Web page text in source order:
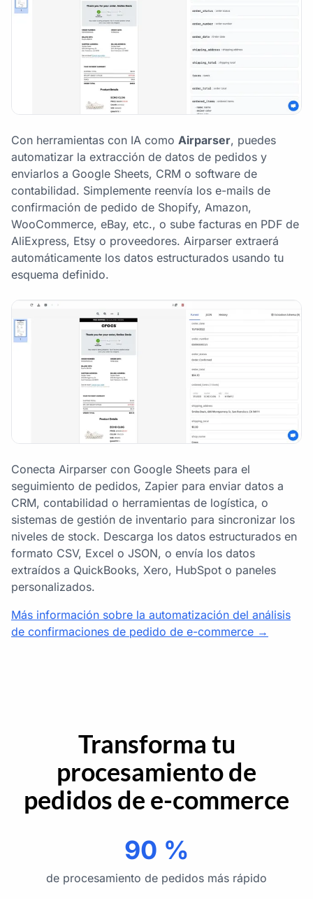
Con herramientas con IA como Airparser, puedes
automatizar la extracción de datos de pedidos y
enviarlos a Google Sheets, CRM o software de
contabilidad. Simplemente reenvía los e-mails de
confirmación de pedido de Shopify, Amazon,
WooCommerce, eBay, etc., o sube facturas en PDF de
AliExpress, Etsy o proveedores. Airparser extraerá
automáticamente los datos estructurados usando tu
esquema definido.
Conecta Airparser con Google Sheets para el
seguimiento de pedidos, Zapier para enviar datos a
CRM, contabilidad o herramientas de logística, o
sistemas de gestión de inventario para sincronizar los
niveles de stock. Descarga los datos estructurados en
formato CSV, Excel o JSON, o envía los datos
extraídos a QuickBooks, Xero, HubSpot o paneles
personalizados.
Más información sobre la automatización del análisis
de confirmaciones de pedido de e-commerce →
Transforma tu
procesamiento de
pedidos de e-commerce
90 %
de procesamiento de pedidos más rápido